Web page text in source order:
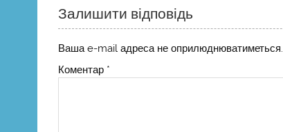
Залишити відповідь
Ваша e-mail адреса не оприлюднюватиметься.
Коментар *